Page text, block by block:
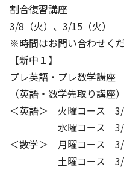
割合復習講座
3/8（火）、3/15（火）
※時間はお問い合わせくだ
【新中１】
プレ英語・プレ数学講座
（英語・数学先取り講座）
＜英語＞ 火曜コース
水曜コース 3/9
＜数学＞ 月曜コース 3/
土曜コース 3/5